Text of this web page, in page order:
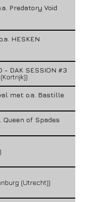
Predatory Void
HESKEN
- DAK SESSION #3
met o.a. Bastille
of Spades
(Utrecht))